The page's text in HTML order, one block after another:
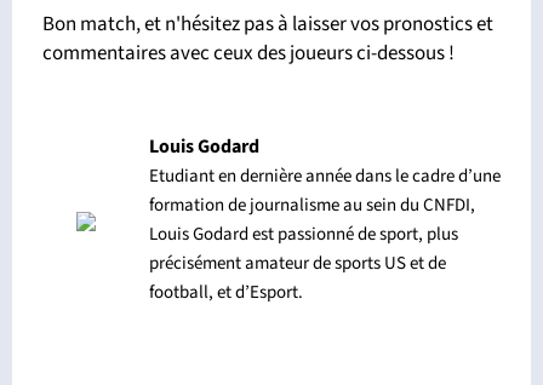
Bon match, et n'hésitez pas à laisser vos pronostics et
commentaires avec ceux des joueurs ci-dessous !
Louis Godard
Etudiant en dernière année dans le cadre d’une
formation de journalisme au sein du CNFDI,
Louis Godard est passionné de sport, plus
précisément amateur de sports US et de
football, et d’Esport.